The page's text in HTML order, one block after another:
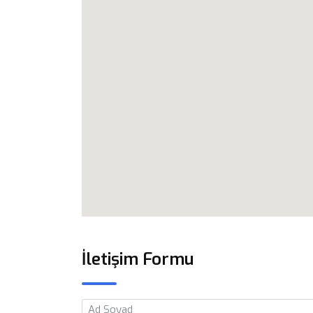
İletişim Formu